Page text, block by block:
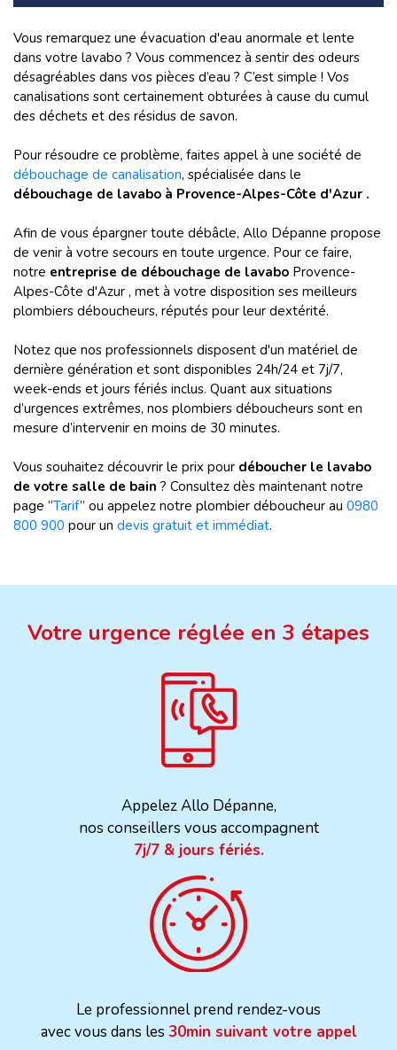
Vous remarquez une évacuation d'eau anormale et lente
dans votre lavabo ? Vous commencez à sentir des odeurs
désagréables dans vos pièces d’eau ? C’est simple ! Vos
canalisations sont certainement obturées à cause du cumul
des déchets et des résidus de savon.
Pour résoudre ce problème, faites appel à une société de
débouchage de canalisation, spécialisée dans le
débouchage de lavabo à Provence-Alpes-Côte d'Azur .
Afin de vous épargner toute débâcle, Allo Dépanne propose
de venir à votre secours en toute urgence. Pour ce faire,
notre entreprise de débouchage de lavabo Provence-
Alpes-Côte d'Azur , met à votre disposition ses meilleurs
plombiers déboucheurs, réputés pour leur dextérité.
Notez que nos professionnels disposent d'un matériel de
dernière génération et sont disponibles 24h/24 et 7j/7,
week-ends et jours fériés inclus. Quant aux situations
d’urgences extrêmes, nos plombiers déboucheurs sont en
mesure d’intervenir en moins de 30 minutes.
Vous souhaitez découvrir le prix pour déboucher le lavabo
de votre salle de bain ? Consultez dès maintenant notre
page “Tarif” ou appelez notre plombier déboucheur au 0980
800 900 pour un devis gratuit et immédiat.
Votre urgence réglée en 3 étapes
Appelez Allo Dépanne,
nos conseillers vous accompagnent
7j/7 & jours fériés.
Le professionnel prend rendez-vous
avec vous dans les 30min suivant votre appel